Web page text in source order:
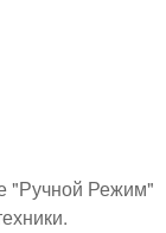
"Ручной Режим"